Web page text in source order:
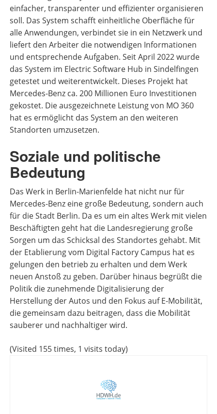
einfacher, transparenter und effizienter organisieren
soll. Das System schafft einheitliche Oberfläche für
alle Anwendungen, verbindet sie in ein Netzwerk und
liefert den Arbeiter die notwendigen Informationen
und entsprechende Aufgaben. Seit April 2022 wurde
das System im Electric Software Hub in Sindelfingen
getestet und weiterentwickelt. Dieses Projekt hat
Mercedes-Benz ca. 200 Millionen Euro Investitionen
gekostet. Die ausgezeichnete Leistung von MO 360
hat es ermöglicht das System an den weiteren
Standorten umzusetzen.
Soziale und politische
Bedeutung
Das Werk in Berlin-Marienfelde hat nicht nur für
Mercedes-Benz eine große Bedeutung, sondern auch
für die Stadt Berlin. Da es um ein altes Werk mit vielen
Beschäftigten geht hat die Landesregierung große
Sorgen um das Schicksal des Standortes gehabt. Mit
der Etablierung vom Digital Factory Campus hat es
gelungen den betrieb zu erhalten und dem Werk
neuen Anstoß zu geben. Darüber hinaus begrüßt die
Politik die zunehmende Digitalisierung der
Herstellung der Autos und den Fokus auf E-Mobilität,
die gemeinsam dazu beitragen, dass die Mobilität
sauberer und nachhaltiger wird.
(Visited 155 times, 1 visits today)